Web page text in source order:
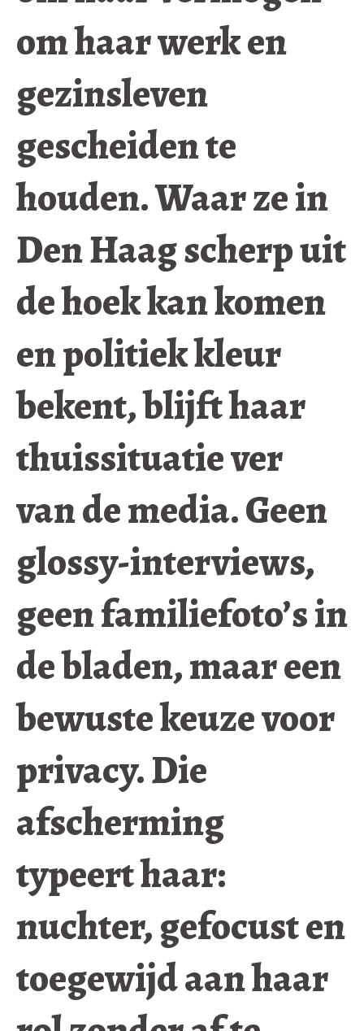
om haar werk en
gezinsleven
gescheiden te
houden. Waar ze in
Den Haag scherp uit
de hoek kan komen
en politiek kleur
bekent, blijft haar
thuissituatie ver
van de media. Geen
glossy-interviews,
geen familiefoto’s in
de bladen, maar een
bewuste keuze voor
privacy. Die
afscherming
typeert haar:
nuchter, gefocust en
toegewijd aan haar